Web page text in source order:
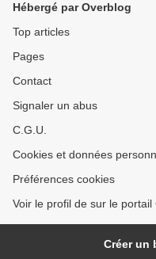
Hébergé par Overblog
Top articles
Pages
Contact
Signaler un abus
C.G.U.
Cookies et données
Préférences cookies
Voir le profil de sur le portail
Créer un